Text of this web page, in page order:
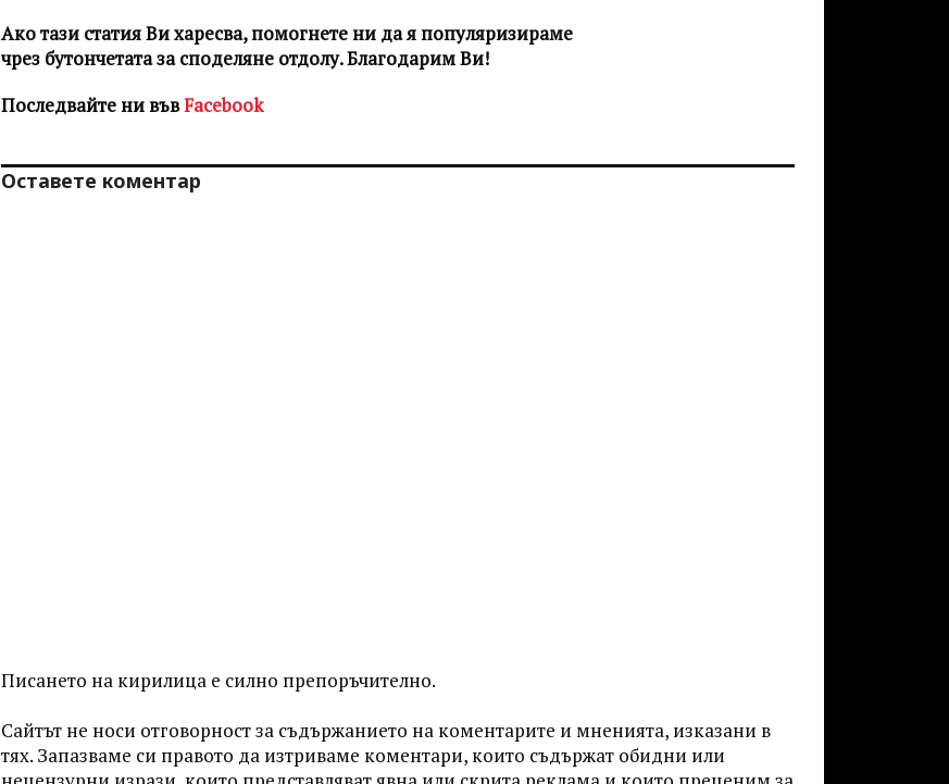
Ако тази статия Ви харесва, помогнете ни да я популяризираме
чрез бутончетата за споделяне отдолу. Благодарим Ви!
Последвайте ни въвFacebook
Оставете коментар
Писането на кирилица е силно препоръчително.
Сайтът не носи отговорност за съдържанието на коментарите и мненията, изказани в
тях. Запазваме си правото да изтриваме коментари, които съдържат обидни или